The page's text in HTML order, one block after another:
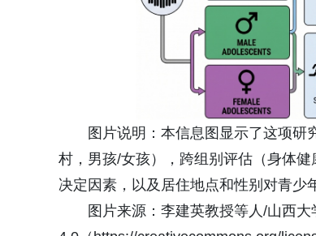
图片说明：本信息图显示了这项
村，男孩/女孩），跨组别评估（身体
决定因素，以及居住地点和性别对青少
图片来源：李建英教授等人/山西